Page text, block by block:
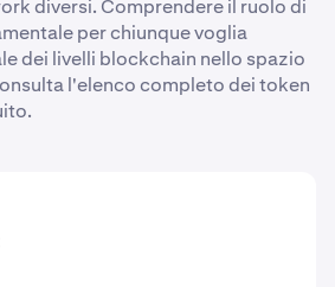
diversi. Comprendere il ruolo di
per chiunque voglia
dei livelli blockchain nello spazio
l'elenco completo dei token